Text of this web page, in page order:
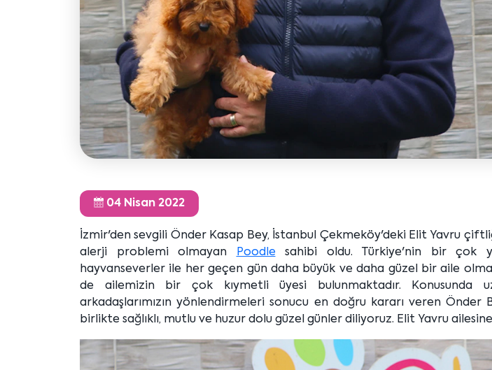
04 Nisan 2022
İzmir'den sevgili Önder Kasap Bey, İstanbul Çekmeköy'deki Elit Yavru
alerji problemi olmayan Poodlesahibi oldu. Türkiye'nin bir çok
hayvanseverler ile her geçen gün daha büyük ve daha güzel bir aile
de ailemizin bir çok kıymetli üyesi bulunmaktadır. Konusunda
arkadaşlarımızın yönlendirmeleri sonucu en doğru kararı veren
birlikte sağlıklı, mutlu ve huzur dolu güzel günler diliyoruz. Elit Yavru